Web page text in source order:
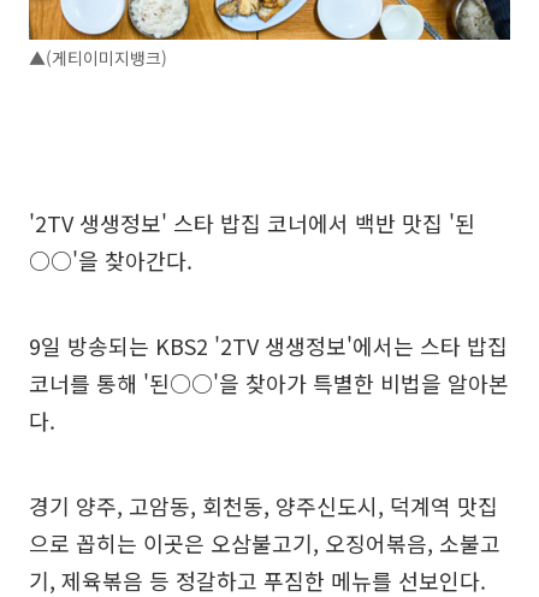
▲(게티이미지뱅크)
'2TV 생생정보' 스타 밥집 코너에서 백반 맛집 '된
○○'을 찾아간다.
9일 방송되는 KBS2 '2TV 생생정보'에서는 스타 밥집
코너를 통해 '된○○'을 찾아가 특별한 비법을 알아본
다.
경기 양주, 고암동, 회천동, 양주신도시, 덕계역 맛집
으로 꼽히는 이곳은 오삼불고기, 오징어볶음, 소불고
기, 제육볶음 등 정갈하고 푸짐한 메뉴를 선보인다.